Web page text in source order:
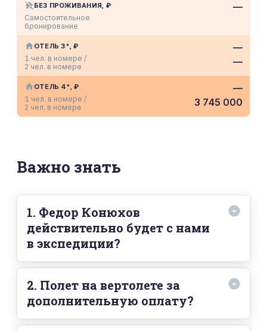
БЕЗ ПРОЖИВАНИЯ, ₽
Самостоятельное
бронирование
—
ОТЕЛЬ 3*, ₽
1 чел. в номере /
2 чел. в номере
—
—
ОТЕЛЬ 4*, ₽
1 чел. в номере /
2 чел. в номере
—
3 745 000
Важно знать
1. Федор Конюхов
действительно будет с нами
в экспедиции?
Да, действительно, в 2024 году в обе экспедиции
него есть для вас в запасе парочка интересных
историй.
2. Полет на вертолете за
дополнительную оплату?
Нет, полет на вертолете включен в стоимость